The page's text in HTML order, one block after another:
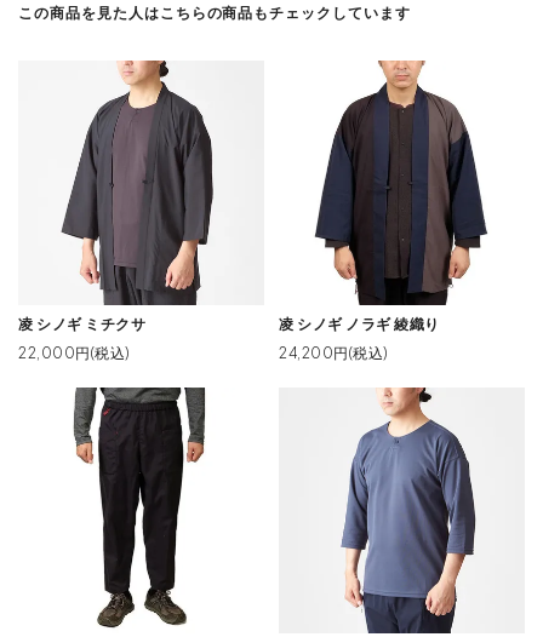
この商品を見た人はこちらの商品もチェックしています
凌 シノギ ミチクサ
22,000円(税込)
凌 シノギ ノラギ 綾織り
24,200円(税込)